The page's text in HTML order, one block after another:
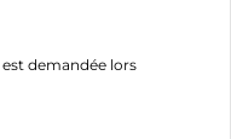
est demandée lors